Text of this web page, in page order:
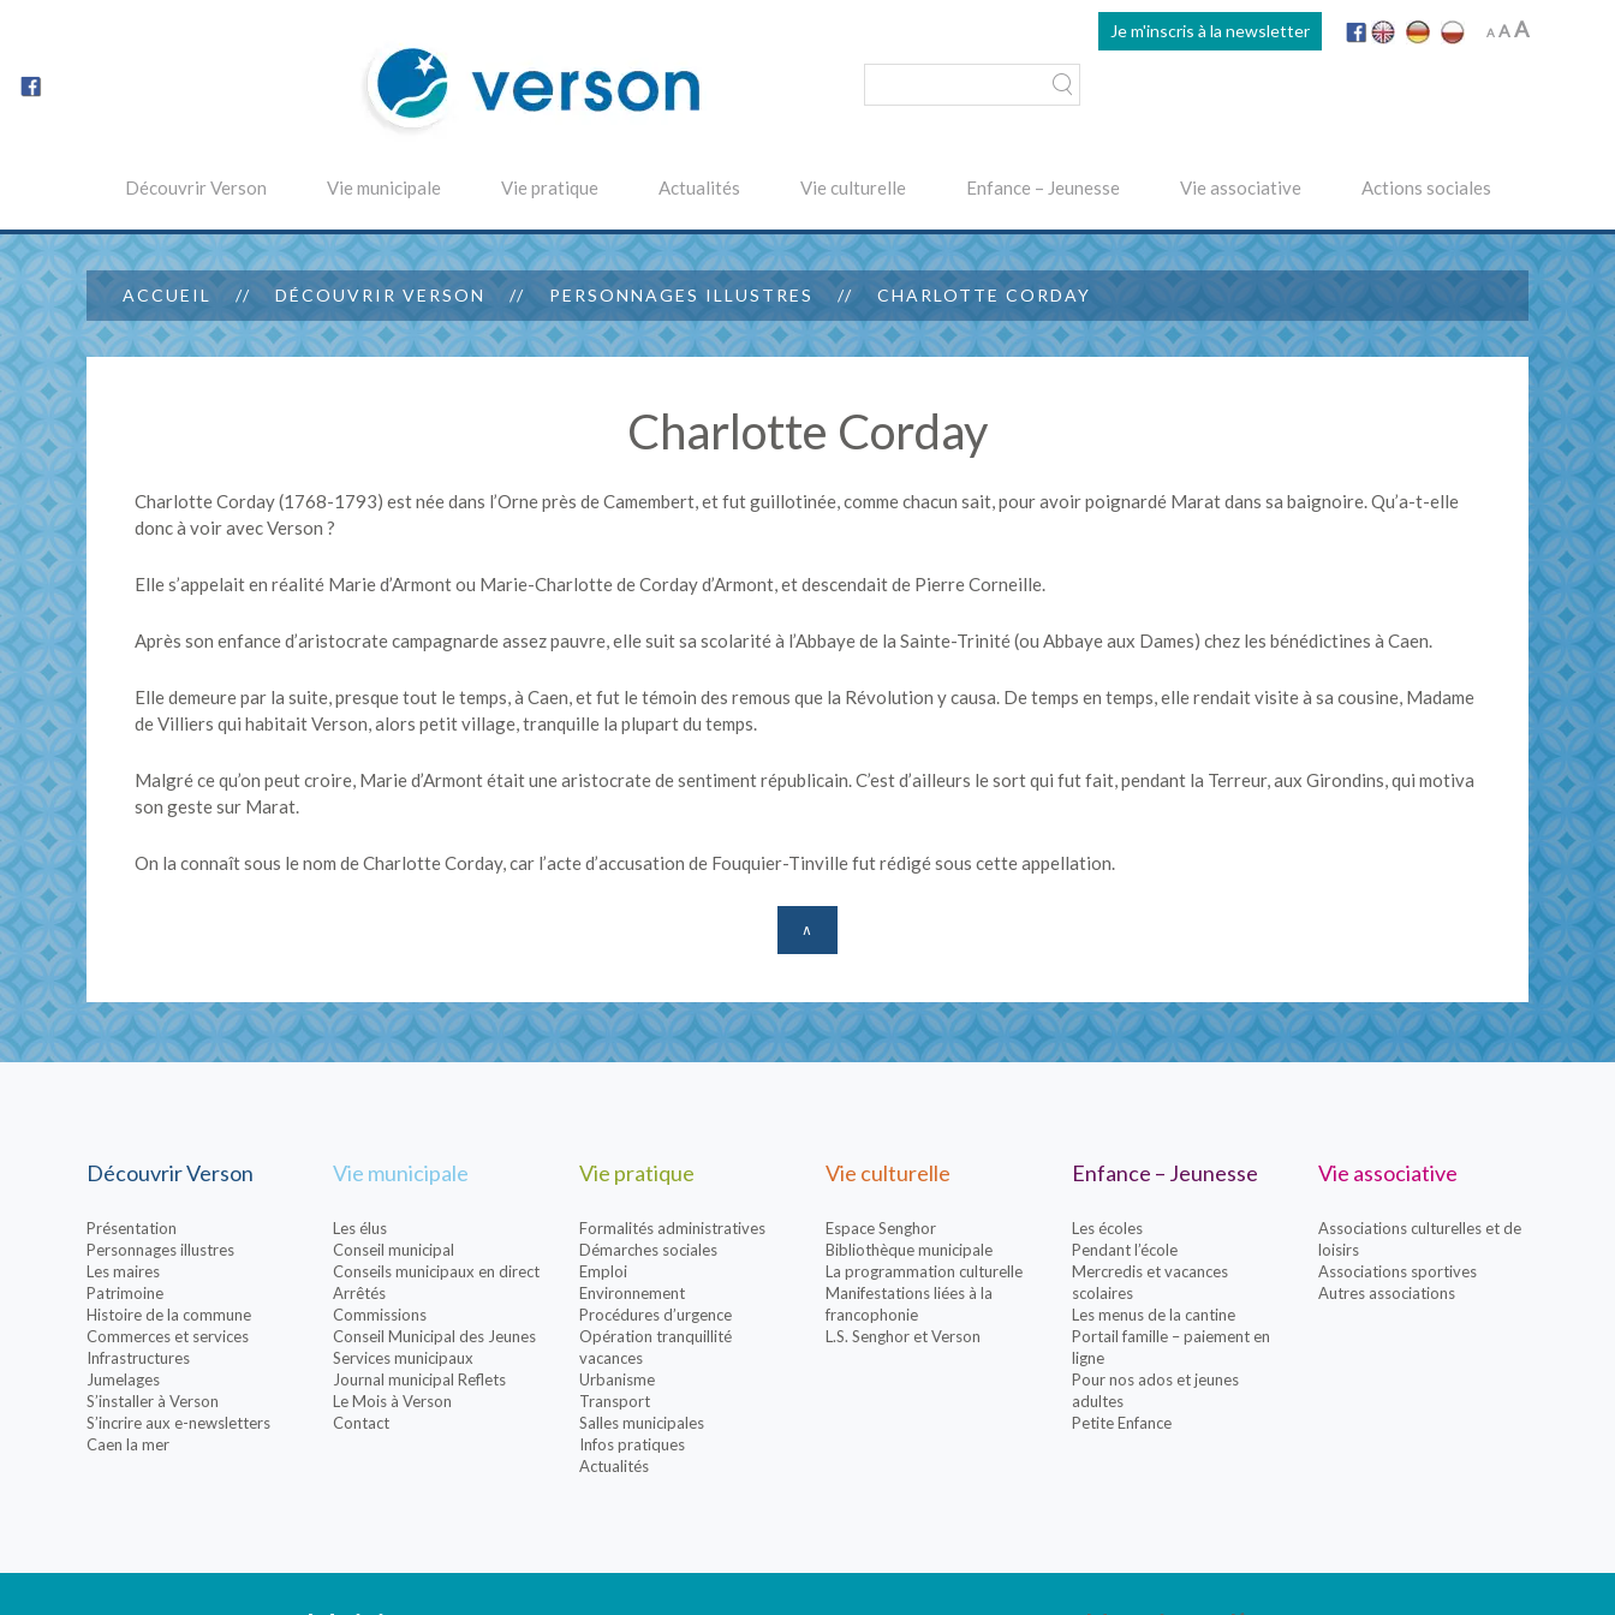
Je m'inscris à la newsletter A Decrease
A Reset
AIncrease
Découvrir Verson Vie municipale Vie pratique Actualités Vie culturelle Enfance – Jeunesse Vie associative Actions sociales
ACCUEIL DÉCOUVRIR VERSON PERSONNAGES ILLUSTRES CHARLOTTE CORDAY
Charlotte Corday
Charlotte Corday (1768-1793) est née dans l’Orne près de Camembert, et fut guillotinée, comme chacun sait, pour avoir poignardé Marat dans sa baignoire. Qu’a-t-elle
donc à voir avec Verson ?
Elle s’appelait en réalité Marie d’Armont ou Marie-Charlotte de Corday d’Armont, et descendait de Pierre Corneille.
Après son enfance d’aristocrate campagnarde assez pauvre, elle suit sa scolarité à l’Abbaye de la Sainte-Trinité (ou Abbaye aux Dames) chez les bénédictines à Caen.
Elle demeure par la suite, presque tout le temps, à Caen, et fut le témoin des remous que la Révolution y causa. De temps en temps, elle rendait visite à sa cousine, Madame
de Villiers qui habitait Verson, alors petit village, tranquille la plupart du temps.
Malgré ce qu’on peut croire, Marie d’Armont était une aristocrate de sentiment républicain. C’est d’ailleurs le sort qui fut fait, pendant la Terreur, aux Girondins, qui motiva
son geste sur Marat.
On la connaît sous le nom de Charlotte Corday, car l’acte d’accusation de Fouquier-Tinville fut rédigé sous cette appellation.
∧
Découvrir Verson
Présentation
Personnages illustres
Les maires
Patrimoine
Histoire de la commune
Commerces et services
Infrastructures
Jumelages
S’installer à Verson
S’incrire aux e-newsletters
Caen la mer
Vie municipale
Les élus
Conseil municipal
Conseils municipaux en direct
Arrêtés
Commissions
Conseil Municipal des Jeunes
Services municipaux
Journal municipal Reflets
Le Mois à Verson
Contact
Vie pratique
Formalités administratives
Démarches sociales
Emploi
Environnement
Procédures d’urgence
Opération tranquillité
vacances
Urbanisme
Transport
Salles municipales
Infos pratiques
Actualités
Vie culturelle
Espace Senghor
Bibliothèque municipale
La programmation culturelle
Manifestations liées à la
francophonie
L.S. Senghor et Verson
Enfance – Jeunesse
Les écoles
Pendant l’école
Mercredis et vacances
scolaires
Les menus de la cantine
Portail famille – paiement en
ligne
Pour nos ados et jeunes
adultes
Petite Enfance
Vie associative
Associations culturelles et de
loisirs
Associations sportives
Autres associations